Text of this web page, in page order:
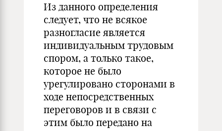
Из данного определения
следует, что не всякое
разногласие является
индивидуальным трудовым
спором, а только такое,
которое не было
урегулировано сторонами в
ходе непосредственных
переговоров и в связи с
этим было передано на